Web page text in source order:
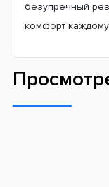
безупречный
комфорт